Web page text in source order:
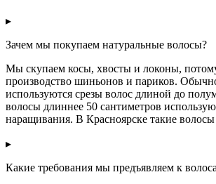
▸
Зачем мы покупаем натуральные волосы?
Мы скупаем косы, хвосты и локоны,
производство шиньонов и париков.
используются срезы волос длиной до
волосы длиннее 50 сантиметров
наращивания. В Красноярске такие волосы
▸
Какие требования мы предъявляем к